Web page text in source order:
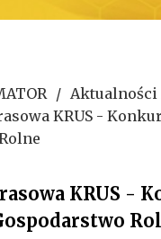
Aktualności
KRUS -
KRUS -